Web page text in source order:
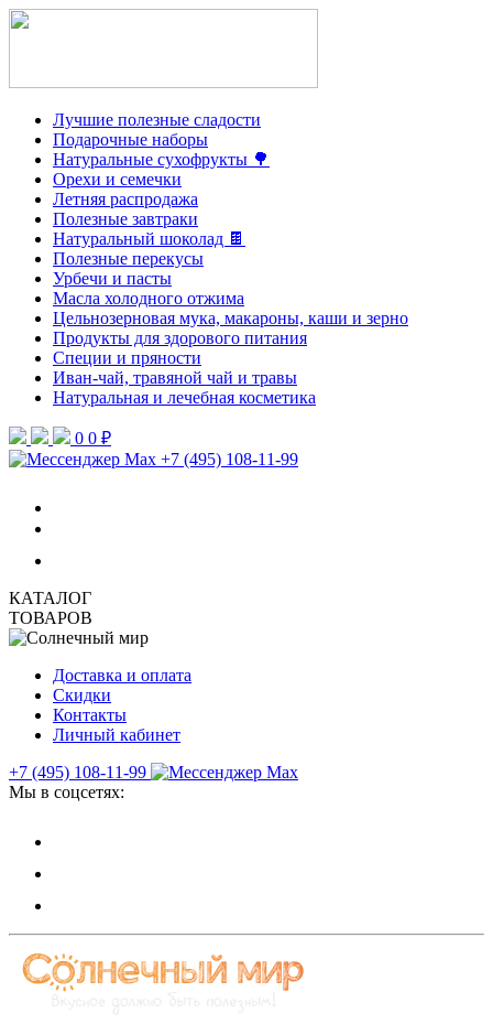
Лучшие полезные сладости
Подарочные наборы
Натуральные сухофрукты 🌳
Орехи и семечки
Летняя распродажа
Полезные завтраки
Натуральный шоколад 🍫
Полезные перекусы
Урбечи и пасты
Масла холодного отжима
Цельнозерновая мука, макароны, каши и зерно
Продукты для здорового питания
Специи и пряности
Иван-чай, травяной чай и травы
Натуральная и лечебная косметика
0 0 ₽
+7 (495) 108-11-99
КАТАЛОГ
ТОВАРОВ
Доставка и оплата
Скидки
Контакты
Личный кабинет
+7 (495) 108-11-99
Мы в соцсетях: